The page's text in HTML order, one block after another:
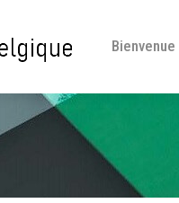
Bienvenue